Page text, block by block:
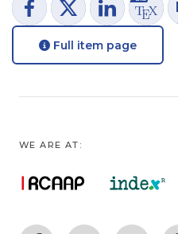
Full item page
WE ARE AT: